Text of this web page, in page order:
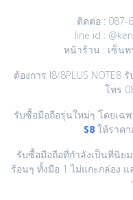
ติดต่อ : 087-
line id :
หน้าร้าน : เซ็นท
ต้องการ I8/8PLUS NOTE8
โทร
รับซื้อมือถือรุ่นใหม่ๆ โดยเฉพ
S8 ให้ราค
รับซื้อมือถือที่กำลังเป็นที่นิย
ร้อนๆ ทั้งมือ 1 ไม่แกะกล่อง